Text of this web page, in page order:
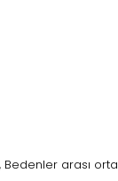
Bedenler arası